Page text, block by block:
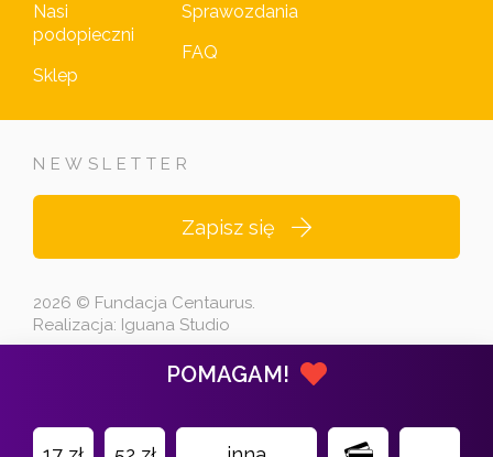
POMAGAM!
Nasi
podopieczni
Sklep
Sprawozdania
FAQ
NEWSLETTER
Zapisz się
2026 © Fundacja Centaurus.
Realizacja: Iguana Studio